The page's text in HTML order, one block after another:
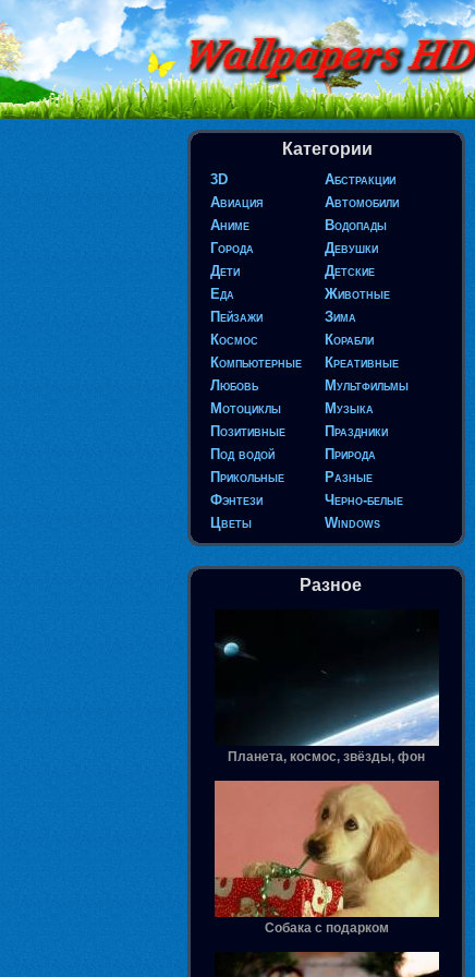
Категории
3D
Абстракции
Авиация
Автомобили
Аниме
Водопады
Города
Девушки
Дети
Детские
Еда
Животные
Пейзажи
Зима
Космос
Корабли
Компьютерные
Креативные
Любовь
Мультфильмы
Мотоциклы
Музыка
Позитивные
Праздники
Под водой
Природа
Прикольные
Разные
Фэнтези
Черно-белые
Цветы
Windows
Разное
Планета, космос, звёзды, фон
Собака с подарком